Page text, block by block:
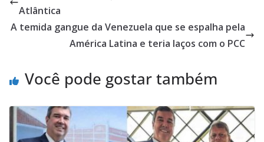
Atlântica
A temida gangue da Venezuela que se espalha pela
América Latina e teria laços com o PCC
Você pode gostar também